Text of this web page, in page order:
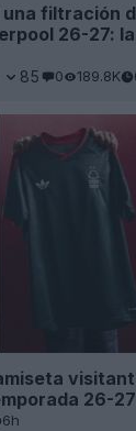
una filtración
26-27:
85 0 189.8K
26-27
6h